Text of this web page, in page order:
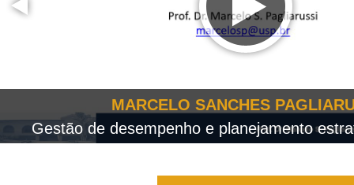
MARCELO SANCHES
Gestão de desempenho e planejamento